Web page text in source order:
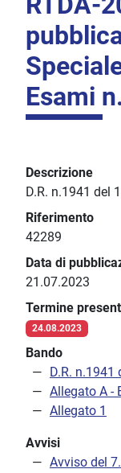
Esami
Descrizione
D.R. n.1941 del
Riferimento
42289
Data di
21.07.2023
Termine
24.08.2023
Bando
D.R. n.1941
Allegato A -
Allegato 1
Avvisi
Avviso del